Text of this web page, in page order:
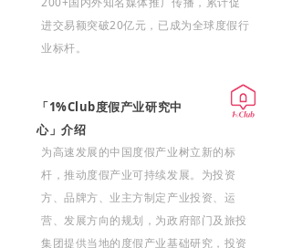
进交易额突破20亿元，已成为全球度假行
业标杆。
「1%Club度假产业研究中
心」介绍
为高速发展的中国度假产业树立新的标
杆，推动度假产业可持续发展。为投资
方、品牌方、业主方制定产业投资、运
营、发展方向的规划，为政府部门及旅投
集团提供当地的度假产业基础研究，投资